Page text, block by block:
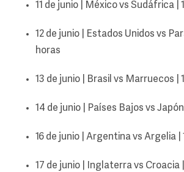
11 de junio | México vs Sudáfrica |
12 de junio | Estados Unidos vs
horas
13 de junio | Brasil vs Marruecos |
14 de junio | Países Bajos vs
16 de junio | Argentina vs Argelia |
17 de junio | Inglaterra vs Croacia